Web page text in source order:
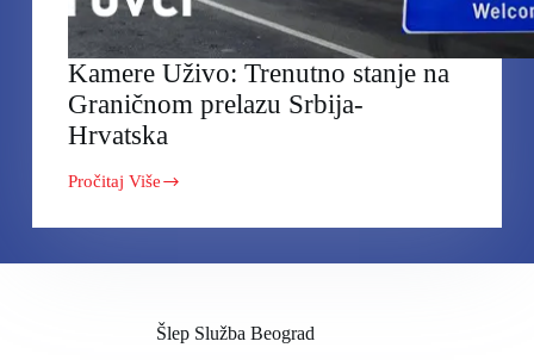
Kamere Uživo: Trenutno stanje na
Graničnom prelazu Srbija-
Hrvatska
Pročitaj Više
Kamere
Trenutno
na
Šlep Služba Beograd